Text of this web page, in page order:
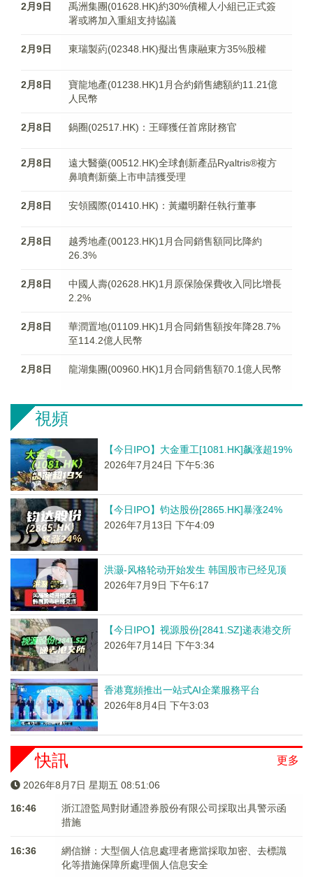
2月9日
禹洲集團(01628.HK)約30%債權人小組已正式簽
署或將加入重組支持協議
2月9日 東瑞製葯(02348.HK)擬出售康融東方35%股權
2月8日
寶龍地產(01238.HK)1月合約銷售總額約11.21億
人民幣
2月8日 鍋圈(02517.HK)：王暉獲任首席財務官
2月8日
遠大醫藥(00512.HK)全球創新產品Ryaltris®複方
鼻噴劑新藥上市申請獲受理
2月8日 安領國際(01410.HK)：黃繼明辭任執行董事
2月8日
越秀地產(00123.HK)1月合同銷售額同比降約
26.3%
2月8日
中國人壽(02628.HK)1月原保險保費收入同比增長
2.2%
2月8日
華潤置地(01109.HK)1月合同銷售額按年降28.7%
至114.2億人民幣
2月8日 龍湖集團(00960.HK)1月合同銷售額70.1億人民幣
視頻
【今日IPO】大金重工[1081.HK]飙涨超19%
2026年7月24日 下午5:36
【今日IPO】钧达股份[2865.HK]暴涨24%
2026年7月13日 下午4:09
洪灏-风格轮动开始发生 韩国股市已经见顶
2026年7月9日 下午6:17
【今日IPO】视源股份[2841.SZ]递表港交所
2026年7月14日 下午3:34
香港寬頻推出一站式AI企業服務平台
2026年8月4日 下午3:03
更多
快訊
2026年8月7日 星期五 08:51:07
16:46
浙江證監局對財通證券股份有限公司採取出具警示函
措施
16:36
網信辦：大型個人信息處理者應當採取加密、去標識
化等措施保障所處理個人信息安全